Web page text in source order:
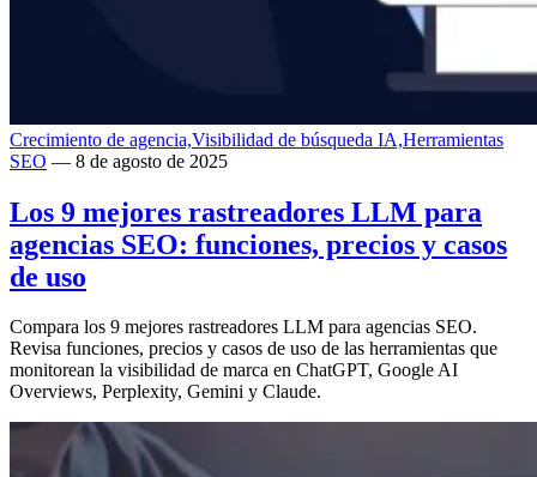
Crecimiento de agencia,Visibilidad de búsqueda IA,Herramientas
SEO — 8 de agosto de 2025
Los 9 mejores rastreadores LLM para
agencias SEO: funciones, precios y casos
de uso
Compara los 9 mejores rastreadores LLM para agencias SEO.
Revisa funciones, precios y casos de uso de las herramientas que
monitorean la visibilidad de marca en ChatGPT, Google AI
Overviews, Perplexity, Gemini y Claude.